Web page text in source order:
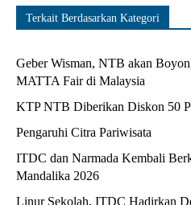
Terkait Berdasarkan Kategori
Geber Wisman, NTB akan
MATTA Fair di Malaysia
KTP NTB Diberikan Diskon 50
Pengaruhi Citra Pariwisata
ITDC dan Narmada Kembali
Mandalika 2026
Linur Sekolah, ITDC Hadirkan